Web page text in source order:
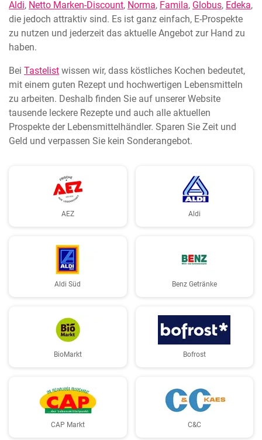
Aldi, Netto Marken-Discount, Norma, Famila, Globus, Edeka,
die jedoch attraktiv sind. Es ist ganz einfach, E-Prospekte
zu nutzen und jederzeit das aktuelle Angebot zur Hand zu
haben.
Bei Tastelist wissen wir, dass köstliches Kochen bedeutet,
mit einem guten Rezept und hochwertigen Lebensmitteln
zu arbeiten. Deshalb finden Sie auf unserer Website
tausende leckere Rezepte und auch alle aktuellen
Prospekte der Lebensmittelhändler. Sparen Sie Zeit und
Geld und verpassen Sie kein Sonderangebot.
AEZ Aldi
Aldi Süd Benz Getränke
BioMarkt Bofrost
CAP Markt C&C